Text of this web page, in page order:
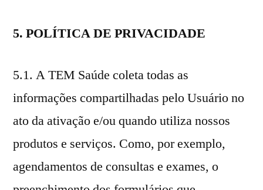
5. POLÍTICA DE PRIVACIDADE
5.1. A TEM Saúde coleta todas as
informações compartilhadas pelo Usuário no
ato da ativação e/ou quando utiliza nossos
produtos e serviços. Como, por exemplo,
agendamentos de consultas e exames, o